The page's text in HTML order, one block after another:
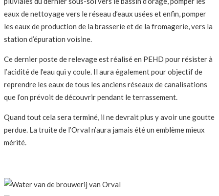
eaux de nettoyage vers le réseau d’eaux usées et enfin, pomper
les eaux de production de la brasserie et de la fromagerie, vers la
station d’épuration voisine.
Ce dernier poste de relevage est réalisé en PEHD pour résister à
l’acidité de l’eau qui y coule. Il aura également pour objectif de
reprendre les eaux de tous les anciens réseaux de canalisations
que l’on prévoit de découvrir pendant le terrassement.
Quand tout cela sera terminé, il ne devrait plus y avoir une goutte
perdue. La truite de l’Orval n’aura jamais été un emblème mieux
mérité.